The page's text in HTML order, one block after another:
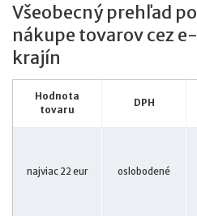
Všeobecný prehľad
nákupe tovarov cez
krajín
Hodnota
tovaru
DPH
najviac 22 eur oslobodené